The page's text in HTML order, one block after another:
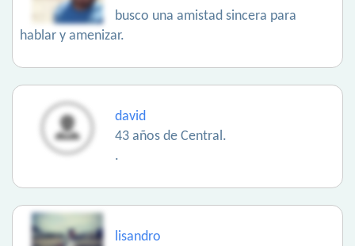
busco una amistad sincera para
hablar y amenizar.
david
43 años de Central.
.
lisandro